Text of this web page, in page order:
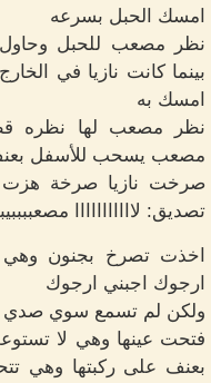
امسك الحبل بسرعه
نظر مصعب للحبل
بينما كانت نازيا في
امسك به
نظر مصعب لها نظره
مصعب يسحب للأسفل
صرخت نازيا صرخة هزت
تصديق: لااااااااااا
اخذت تصرخ بجنون
ارجوك اجبني ارجوك
ولكن لم تسمع سوي صدي
فتحت عينها وهي لا
بعنف على ركبتها وهي